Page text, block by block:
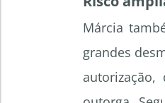
Márcia
grandes